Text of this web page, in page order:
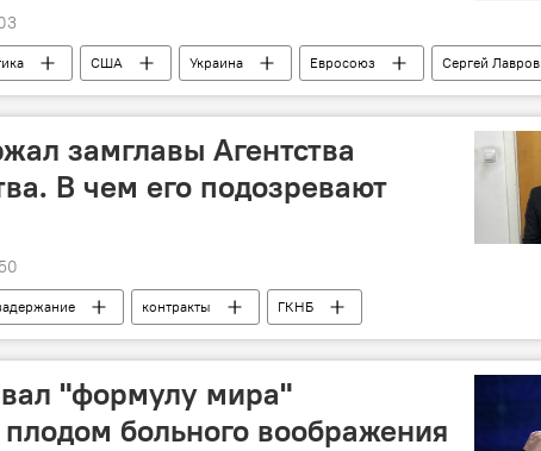
США Украина Евросоюз
Сергей Лавров
замглавы Агентства
В чем его подозревают
контракты
ГКНБ
госимуществом
"формулу мира"
плодом больного воображения